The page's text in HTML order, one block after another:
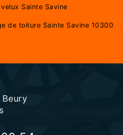
Sainte Savine
de toiture Sainte Savine 10300
Beury